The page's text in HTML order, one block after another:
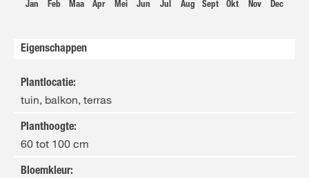
Jan Feb Maa Apr Mei Jun Jul Aug Sept Okt Nov Dec
Eigenschappen
Plantlocatie:
tuin, balkon, terras
Planthoogte:
60 tot 100 cm
Bloemkleur: